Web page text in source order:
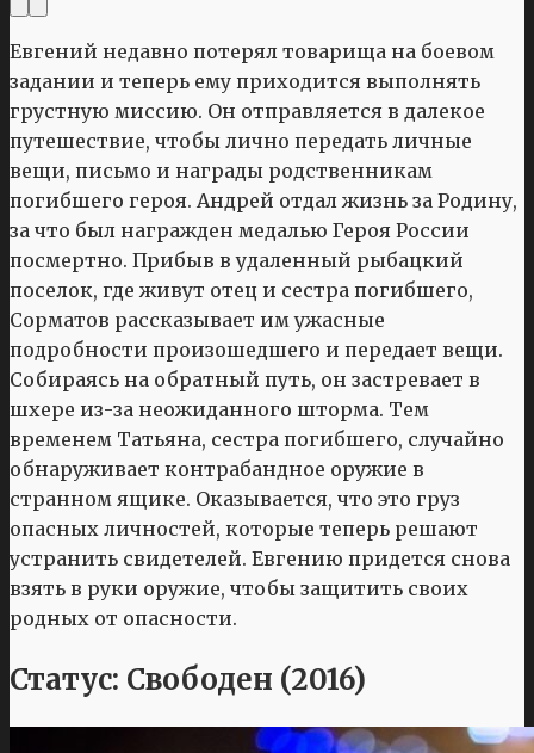
Евгений недавно потерял товарища на боевом
задании и теперь ему приходится выполнять
грустную миссию. Он отправляется в далекое
путешествие, чтобы лично передать личные
вещи, письмо и награды родственникам
погибшего героя. Андрей отдал жизнь за Родину,
за что был награжден медалью Героя России
посмертно. Прибыв в удаленный рыбацкий
поселок, где живут отец и сестра погибшего,
Сорматов рассказывает им ужасные
подробности произошедшего и передает вещи.
Собираясь на обратный путь, он застревает в
шхере из-за неожиданного шторма. Тем
временем Татьяна, сестра погибшего, случайно
обнаруживает контрабандное оружие в
странном ящике. Оказывается, что это груз
опасных личностей, которые теперь решают
устранить свидетелей. Евгению придется снова
взять в руки оружие, чтобы защитить своих
родных от опасности.
Статус: Свободен (2016)